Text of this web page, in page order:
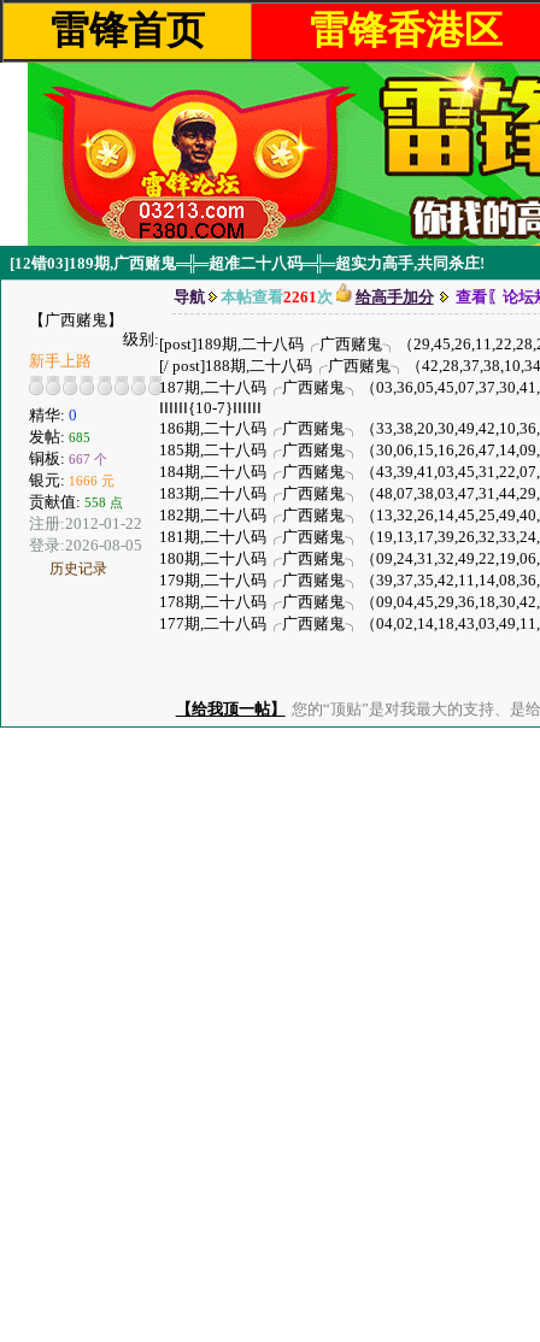
雷锋首页 雷锋香港区
[12错03]189期,广西赌鬼═╬═超准二十八码═╬═超实力高手,共同杀庄!
【广西赌鬼】
级别:
新手上路
精华: 0
发帖: 685
铜板: 667 个
银元: 1666 元
贡献值: 558 点
注册:2012-01-22
登录:2026-08-05
历史记录
导航 本帖查看2261次 给高手加分 查看〖论坛
[post]189期,二十八码╭广西赌鬼╮（
[/ post]188期,二十八码╭广西赌鬼╮（
187期,二十八码╭广西赌鬼╮（
ⅠⅠⅠⅠⅠⅠ{10-7}ⅠⅠⅠⅠⅠⅠ
186期,二十八码╭广西赌鬼╮（
185期,二十八码╭广西赌鬼╮（
184期,二十八码╭广西赌鬼╮（
183期,二十八码╭广西赌鬼╮（
182期,二十八码╭广西赌鬼╮（
181期,二十八码╭广西赌鬼╮（
180期,二十八码╭广西赌鬼╮（
179期,二十八码╭广西赌鬼╮（
178期,二十八码╭广西赌鬼╮（
177期,二十八码╭广西赌鬼╮（
【给我顶一帖】 您的“顶贴”是对我最大的支持、是